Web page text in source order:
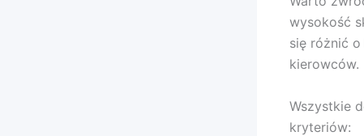
wysokość
się różnić o
kierowców.
Wszystkie
kryteriów: